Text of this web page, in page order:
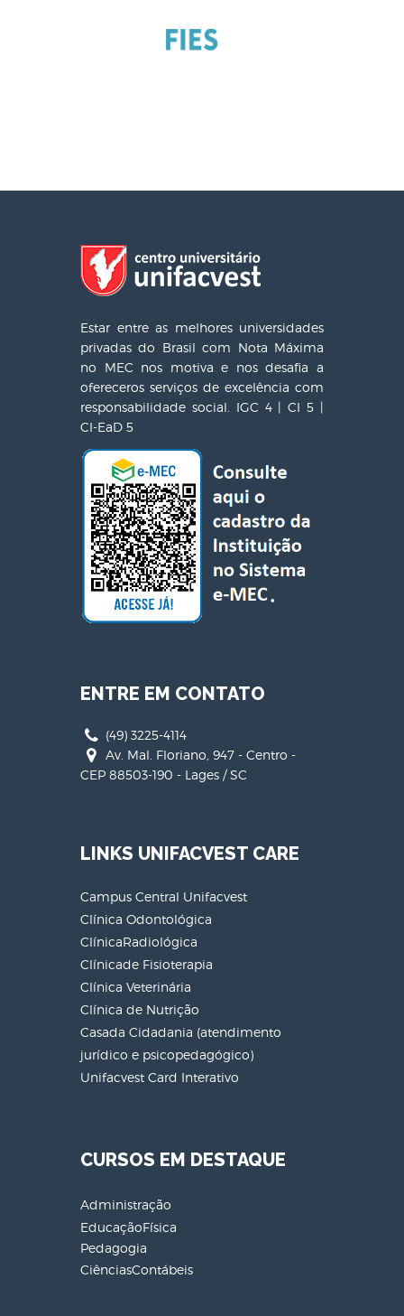
Estar entre as melhores universidades
privadas do Brasil com Nota Máxima
no MEC nos motiva e nos desafia a
ofereceros serviços de excelência com
responsabilidade social. IGC 4 | CI 5 |
CI-EaD 5
ENTRE EM CONTATO
(49) 3225-4114
Av. Mal. Floriano, 947 - Centro -
CEP 88503-190 - Lages / SC
LINKS UNIFACVEST CARE
Campus Central Unifacvest
Clínica Odontológica
ClínicaRadiológica
Clínicade Fisioterapia
Clínica Veterinária
Clínica de Nutrição
Casada Cidadania (atendimento
jurídico e psicopedagógico)
Unifacvest Card Interativo
CURSOS EM DESTAQUE
Administração
EducaçãoFísica
Pedagogia
CiênciasContábeis